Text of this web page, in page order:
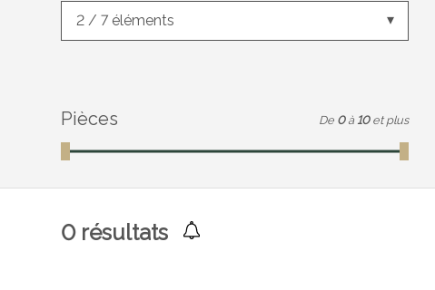
2 / 7 éléments
Pièces De 0 à 10 et plus
0résultats